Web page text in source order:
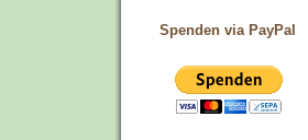
Spenden via PayPal